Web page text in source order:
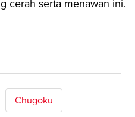
cerah serta menawan ini.
Chugoku